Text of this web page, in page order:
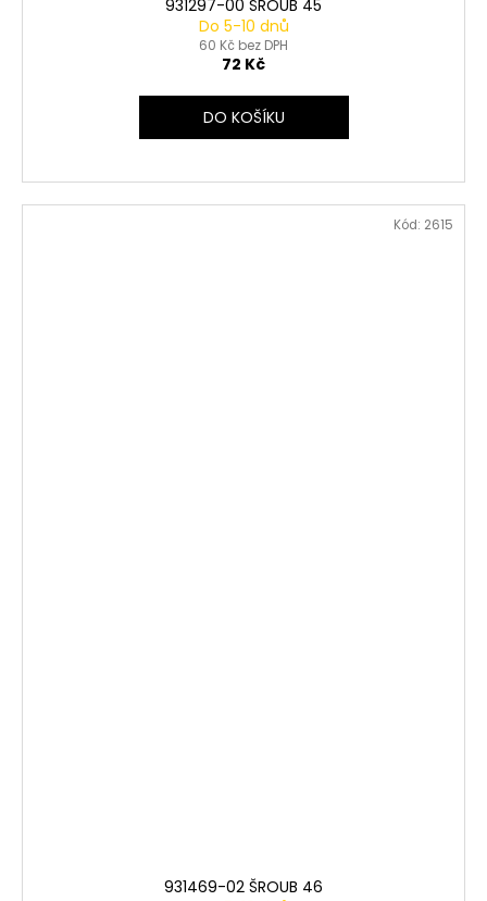
931297-00 ŠROUB 45
Do 5-10 dnů
60 Kč bez DPH
72 Kč
DO KOŠÍKU
931469-02 ŠROUB 46
Kód: 2615